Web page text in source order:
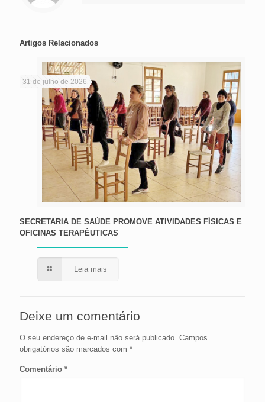
Artigos Relacionados
31 de julho de 2026
SECRETARIA DE SAÚDE PROMOVE ATIVIDADES FÍSICAS E
OFICINAS TERAPÊUTICAS
Leia mais
Deixe um comentário
O seu endereço de e-mail não será publicado. Campos
obrigatórios são marcados com *
Comentário *